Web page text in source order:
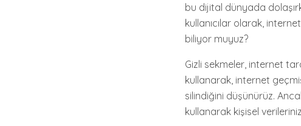
bu dijital dünyada
kullanıcılar olarak,
biliyor muyuz?
Gizli sekmeler, internet
kullanarak, internet
silindiğini düşünürüz.
kullanarak kişisel